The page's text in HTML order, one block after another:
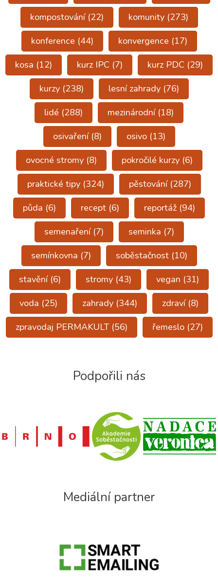
kompostování(22) komunity(273)
konference (44) konvergence (17)
kosa (12) kurz IPC (7) kurz PDC (29)
kurzy(238) lesní zahrady(76)
lidé (288) mezinárodní(18)
osivaření(8) osivo(13)
ovocné stromy(8) pokročilé kurzy(6)
praktické tipy(324) pěstování(287)
půda (6) recept (6) reportáž (94)
semenaření(7) seminka (7)
semínkovna (7) soběstačnost(10)
stavění(6) stromy (43) vegan (31)
voda (25) zahrady (344) zdraví(8)
zpravodaj PERMAKULT(56) řemeslo(27)
Podpořili nás
Mediální partner